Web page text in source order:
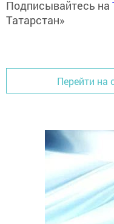
Подписывайтесь на
Татарстан»
Перейти на